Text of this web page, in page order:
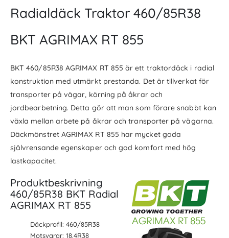
Radialdäck Traktor 460/85R38
BKT AGRIMAX RT 855
BKT 460/85R38 AGRIMAX RT 855 är ett traktordäck i radial
konstruktion med utmärkt prestanda. Det är tillverkat för
transporter på vägar, körning på åkrar och
jordbearbetning. Detta gör att man som förare snabbt kan
växla mellan arbete på åkrar och transporter på vägarna.
Däckmönstret AGRIMAX RT 855 har mycket goda
självrensande egenskaper och god komfort med hög
lastkapacitet.
Produktbeskrivning
460/85R38 BKT Radial
AGRIMAX RT 855
Däckprofil: 460/85R38
Motsvarar: 18.4R38